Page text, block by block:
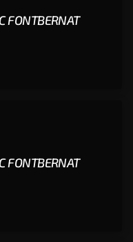
FONTBERNAT
FONTBERNAT